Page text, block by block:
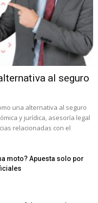
al seguro
una alternativa al seguro
y jurídica, asesoría legal
relacionadas con el
moto? Apuesta solo por